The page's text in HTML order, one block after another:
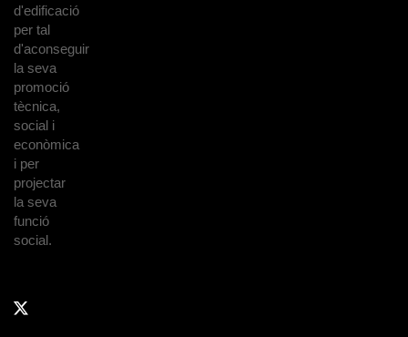
d'edificació
per tal
d'aconseguir
la seva
promoció
tècnica,
social i
econòmica
i per
projectar
la seva
funció
social.